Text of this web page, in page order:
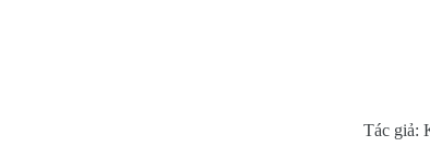
Tác giả: